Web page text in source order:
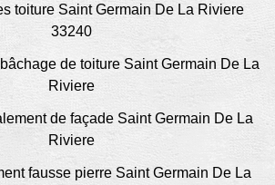
toiture Saint Germain De La Riviere
33240
de toiture Saint Germain De La
Riviere
de façade Saint Germain De La
Riviere
fausse pierre Saint Germain De La